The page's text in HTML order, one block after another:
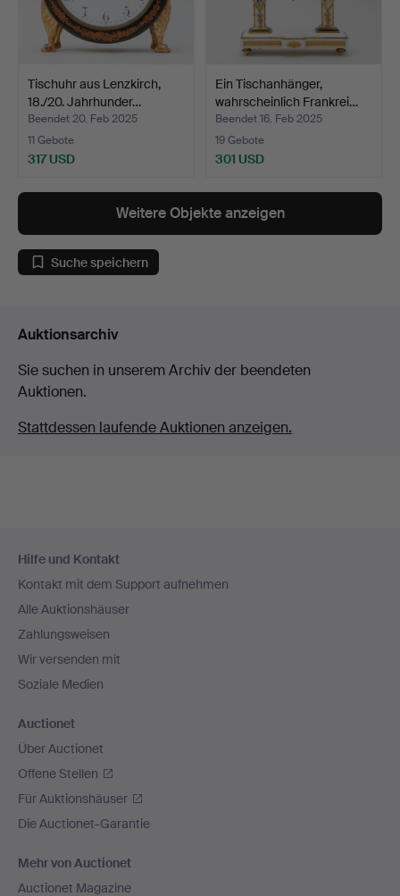
Tischuhr aus Lenzkirch,
18./20. Jahrhunder…
Beendet 20. Feb 2025
11 Gebote
317 USD
Ein Tischanhänger,
wahrscheinlich Frankrei…
Beendet 16. Feb 2025
19 Gebote
301 USD
Weitere Objekte anzeigen
Suche speichern
Auktionsarchiv
Sie suchen in unserem Archiv der beendeten
Auktionen.
Stattdessen laufende Auktionen anzeigen.
Navigation
Hilfe und Kontakt
Kontakt mit dem Support aufnehmen
Alle Auktionshäuser
Zahlungsweisen
Wir versenden mit
Soziale Medien
Auctionet
Über Auctionet
Offene Stellen
Für Auktionshäuser
Die Auctionet-Garantie
Mehr von Auctionet
Auctionet Magazine